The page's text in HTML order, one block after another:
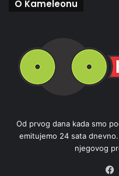
O Kameleonu
Od prvog dana kada smo
emitujemo 24 sata
njegovog